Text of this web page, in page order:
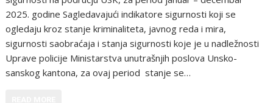
2025. godine Sagledavajući indikatore sigurnosti koji se
ogledaju kroz stanje kriminaliteta, javnog reda i mira,
sigurnosti saobraćaja i stanja sigurnosti koje je u nadležnosti
Uprave policije Ministarstva unutrašnjih poslova Unsko-
sanskog kantona, za ovaj period stanje se…